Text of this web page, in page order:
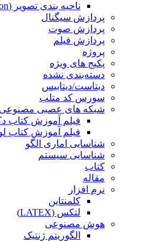
ناحیه بندی تصویر (Image Segmentation)
پردازش سیگنال
پردازش صوت
پردازش فیلم
پروژه
پکیج های ویژه
دسته‌بندی نشده
دیتاست/دیتابیس
سورس کد متلب
شبکه های عصبی مصنوعی
فیلم آموزش کتاب
فیلم آموزش کتاب
شناسایی اماری الگو
شناسایی سیستم
کتاب
مقاله
نرم افزار
کلمنتاین
لتکس (LATEX)
هوش مصنوعی
الگوریتم ژنتیک